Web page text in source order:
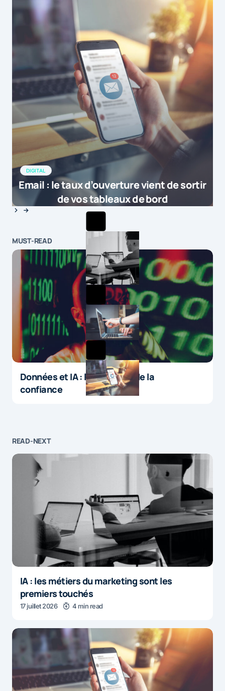
DIGITAL
Email : le taux d’ouverture vient de sortir
de vos tableaux de bord
MUST-READ
Données et IA : le paradoxe de la
confiance
READ-NEXT
IA : les métiers du marketing sont les
premiers touchés
17 juillet 2026 4 min read